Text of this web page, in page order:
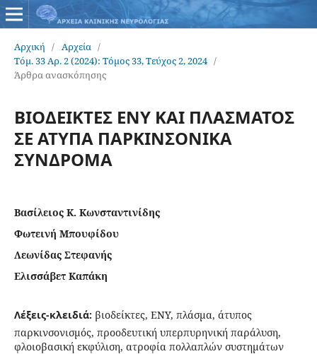
Αρχική / Αρχεία /
Τόμ. 33 Αρ. 2 (2024): Tόμος 33, Τεύχος 2, 2024 /
Άρθρα ανασκόπησης
ΒΙΟΔΕΙΚΤΕΣ ΕΝΥ ΚΑΙ ΠΛΑΣΜΑΤΟΣ
ΣΕ ΑΤΥΠΑ ΠΑΡΚΙΝΣΟΝΙΚΑ
ΣΥΝΔΡΟΜΑ
Βασίλειος Κ. Κωνσταντινίδης
Φωτεινή Μπουφίδου
Λεωνίδας Στεφανής
Ελισσάβετ Καπάκη
Λέξεις-κλειδιά: βιοδείκτες, ΕΝΥ, πλάσμα, άτυπος
παρκινσονισμός, προοδευτική υπερπυρηνική παράλυση,
φλοιοβασική εκφύλιση, ατροφία πολλαπλών συστημάτων